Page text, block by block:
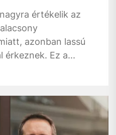
értékelik az
azonban lassú
érkeznek. Ez a...